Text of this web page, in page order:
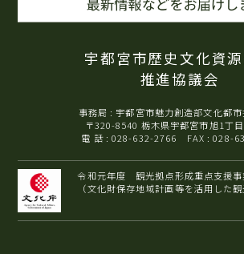
宇都宮市歴史文化資
推進協議会
事務局 : 宇都宮市魅力創造部文化都
〒320-8540 栃木県宇都宮市旭1丁
電 話 : 028-632-2766 FAX : 028-
令和元年度 観光拠点形成重点支援事
（文化財保存地域計画等を活用した